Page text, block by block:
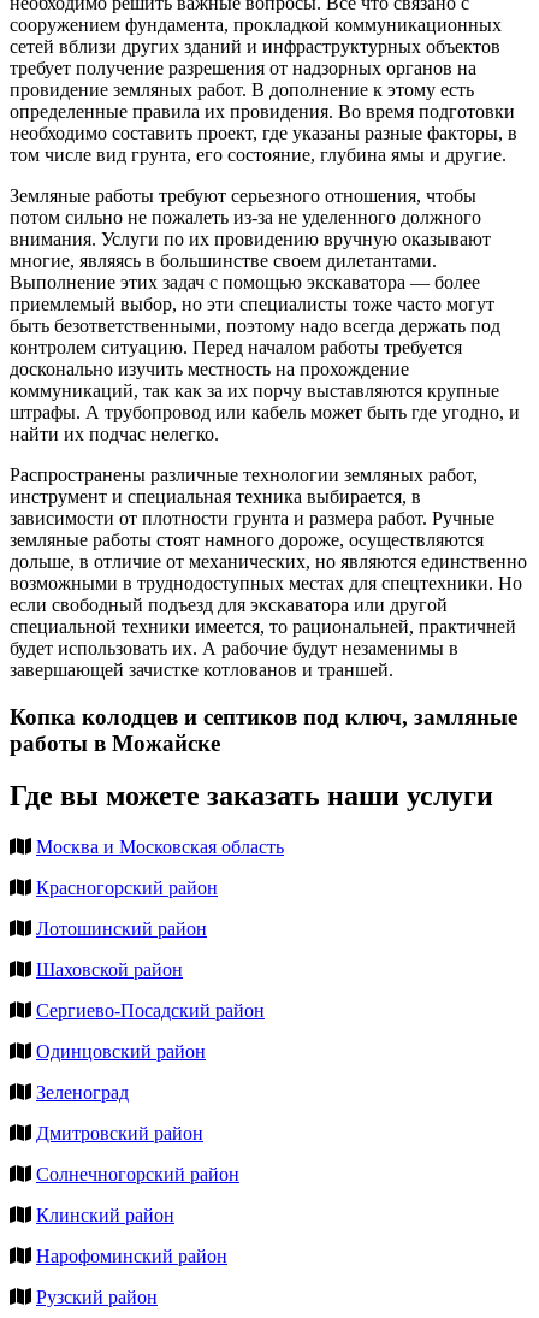
сооружением фундамента, прокладкой коммуникационных
сетей вблизи других зданий и инфраструктурных объектов
требует получение разрешения от надзорных органов на
провидение земляных работ. В дополнение к этому есть
определенные правила их провидения. Во время подготовки
необходимо составить проект, где указаны разные факторы, в
том числе вид грунта, его состояние, глубина ямы и другие.
Земляные работы требуют серьезного отношения, чтобы
потом сильно не пожалеть из-за не уделенного должного
внимания. Услуги по их провидению вручную оказывают
многие, являясь в большинстве своем дилетантами.
Выполнение этих задач с помощью экскаватора — более
приемлемый выбор, но эти специалисты тоже часто могут
быть безответственными, поэтому надо всегда держать под
контролем ситуацию. Перед началом работы требуется
досконально изучить местность на прохождение
коммуникаций, так как за их порчу выставляются крупные
штрафы. А трубопровод или кабель может быть где угодно, и
найти их подчас нелегко.
Распространены различные технологии земляных работ,
инструмент и специальная техника выбирается, в
зависимости от плотности грунта и размера работ. Ручные
земляные работы стоят намного дороже, осуществляются
дольше, в отличие от механических, но являются единственно
возможными в труднодоступных местах для спецтехники. Но
если свободный подъезд для экскаватора или другой
специальной техники имеется, то рациональней, практичней
будет использовать их. А рабочие будут незаменимы в
завершающей зачистке котлованов и траншей.
Копка колодцев и септиков под ключ, замляные
работы в Можайске
Где вы можете заказать наши услуги
Москва и Московская область
Красногорский район
Лотошинский район
Шаховской район
Сергиево-Посадский район
Одинцовский район
Зеленоград
Дмитровский район
Солнечногорский район
Клинский район
Нарофоминский район
Рузский район